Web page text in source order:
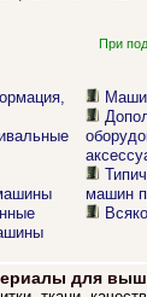
При
машин
для